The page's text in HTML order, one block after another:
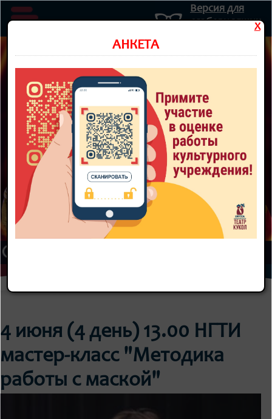
Версия для
слабовидящих
Министерство культуры Новосибирской области
НОВОСИБИРСКИЙ ОБЛАСТНОЙ
ТЕАТР КУКОЛ
8 800 300-49-10
93 театральный сезон
4 июня (4 день) 13.00 НГТИ
мастер-класс "Методика
работы с маской"
X
АНКЕТА